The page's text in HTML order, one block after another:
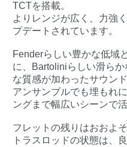
TCTを搭載。
よりレンジが広く、力強
プデートされています。
Fenderらしい豊かな低域
に、Bartoliniらしい滑ら
な質感が加わったサウン
アンサンブルでも埋もれ
ングまで幅広いシーンで
フレットの残りはおおよそ
トラスロッドの状態は、